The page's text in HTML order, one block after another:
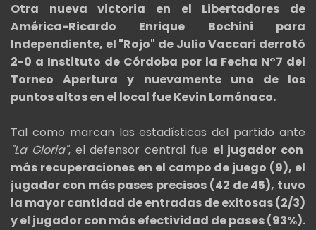
Otra nueva victoria en el Libertadores de
América-Ricardo Enrique Bochini para
Independiente, el "Rojo" de Julio Vaccari derrotó
2-0 a Instituto de Córdoba por la Fecha N°7 del
Torneo Apertura y nuevamente uno de los
puntos altos en el local fue Kevin Lomónaco.
Tal como marcan las estadísticas del partido ante
"La Gloria", el defensor central fue el jugador con
más recuperaciones en el campo de juego (9), el
jugador con más pases precisos (42 de 45), tuvo
la mayor cantidad de entradas de exitosas (2/3)
y el jugador con más efectividad de pases (93%).